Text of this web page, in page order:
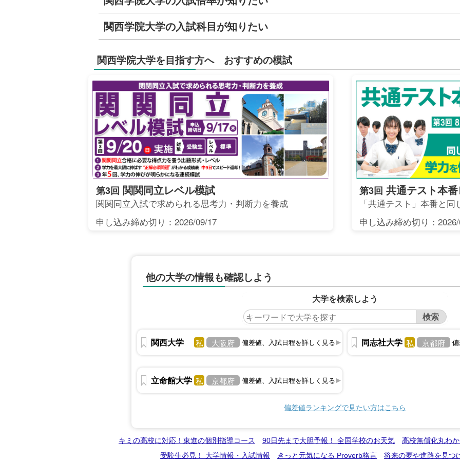
関西学院大学の入試科目が知りたい
関西学院大学を目指す方へ おすすめの模試
第3回 関関同立レベル模試
関関同立入試で求められる思考力・判断力を養成
申し込み締め切り：2026/09/17
第3回 共通テスト本
「共通テスト」本番と
申し込み締め切り：
他の大学の情報も確認しよう
大学を検索しよう
関西大学 私 大阪府 偏差値、入試日程を詳しく見る 同志社大学 私 京都府
立命館大学 私 京都府 偏差値、入試日程を詳しく見る
偏差値ランキングで見たい方はこちら
キミの高校に対応！東進の個別指導コース 90日先まで大胆予報！ 全国学校のお天気
高校無償化丸わ
受験生必見！ 大学情報・入試情報
きっと元気になる Proverb格言 将来の夢や進路を見つ